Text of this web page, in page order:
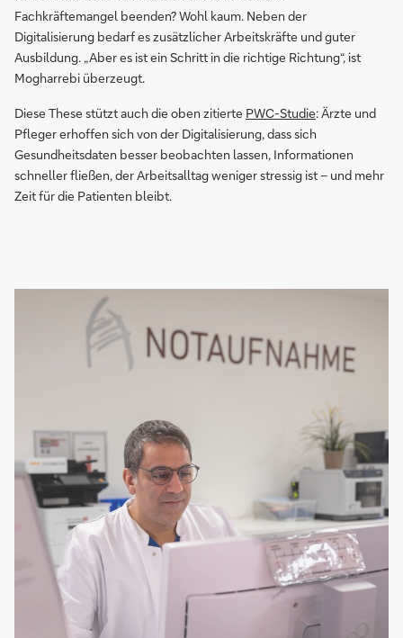
Fachkräftemangel beenden? Wohl kaum. Neben der
Digitalisierung bedarf es zusätzlicher Arbeitskräfte und guter
Ausbildung. „Aber es ist ein Schritt in die richtige Richtung“, ist
Mogharrebi überzeugt.
Diese These stützt auch die oben zitierte PWC-Studie: Ärzte und
Pfleger erhoffen sich von der Digitalisierung, dass sich
Gesundheitsdaten besser beobachten lassen, Informationen
schneller fließen, der Arbeitsalltag weniger stressig ist – und mehr
Zeit für die Patienten bleibt.